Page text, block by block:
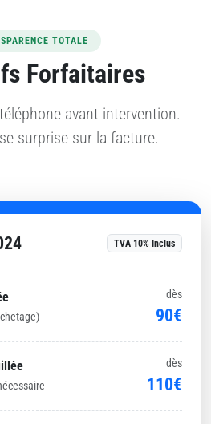
TOTALE
Forfaitaires
avant intervention.
surprise sur la facture.
TVA 10% Inclus
dès
90€
dès
110€